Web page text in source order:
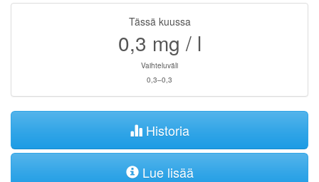
Tässä kuussa
0,3 mg / l
Vaihteluväli
0,3–0,3
Historia
Lue lisää